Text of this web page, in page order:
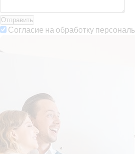
Отправить
Согласие на обработку